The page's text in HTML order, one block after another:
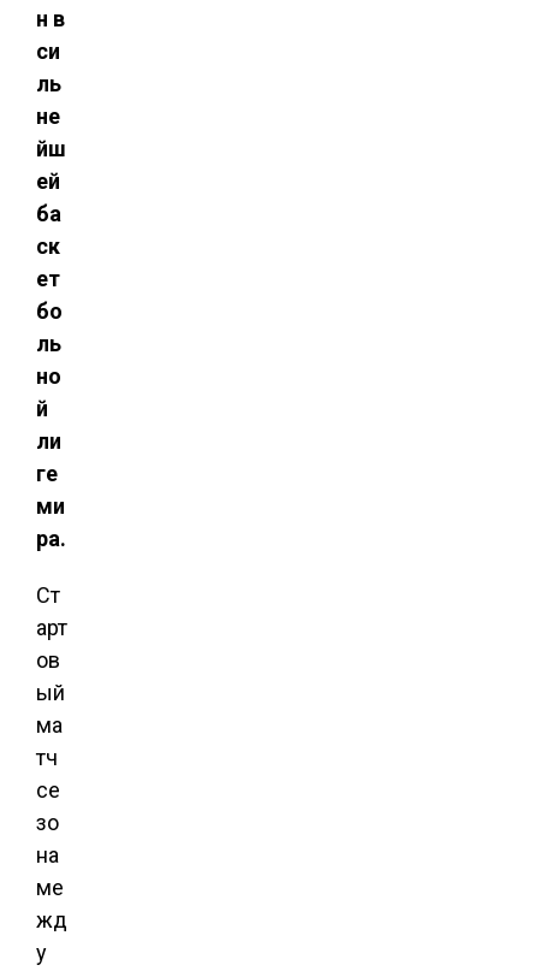
н в
си
ль
не
йш
ей
ба
ск
ет
бо
ль
но
й
ли
ге
ми
ра.
Ст
арт
ов
ый
ма
тч
се
зо
на
ме
жд
у